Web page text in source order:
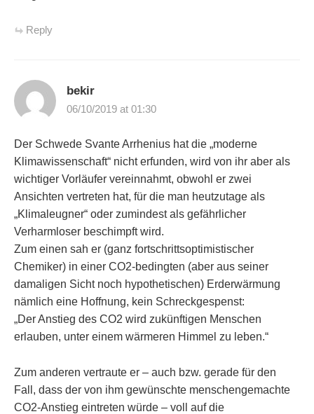
Reply
bekir
06/10/2019 at 01:30
Der Schwede Svante Arrhenius hat die „moderne
Klimawissenschaft“ nicht erfunden, wird von ihr aber als
wichtiger Vorläufer vereinnahmt, obwohl er zwei
Ansichten vertreten hat, für die man heutzutage als
„Klimaleugner“ oder zumindest als gefährlicher
Verharmloser beschimpft wird.
Zum einen sah er (ganz fortschrittsoptimistischer
Chemiker) in einer CO2-bedingten (aber aus seiner
damaligen Sicht noch hypothetischen) Erderwärmung
nämlich eine Hoffnung, kein Schreckgespenst:
„Der Anstieg des CO2 wird zukünftigen Menschen
erlauben, unter einem wärmeren Himmel zu leben.“
Zum anderen vertraute er – auch bzw. gerade für den
Fall, dass der von ihm gewünschte menschengemachte
CO2-Anstieg eintreten würde – voll auf die